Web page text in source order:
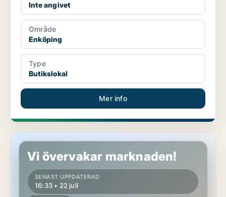
Inte angivet
Område
Enköping
Type
Butikslokal
Mer info
Butikslokal i Vallentuna
Vi övervakar marknaden!
SENAST UPPDATERAD
16:33 • 22 juli